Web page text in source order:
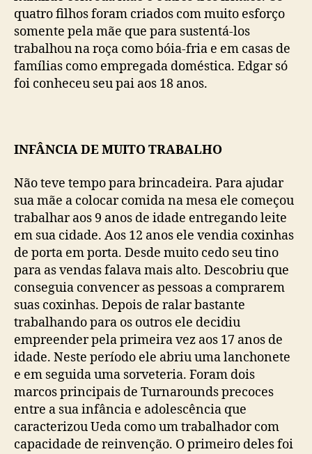
quatro filhos foram criados com muito esforço
somente pela mãe que para sustentá-los
trabalhou na roça como bóia-fria e em casas de
famílias como empregada doméstica. Edgar só
foi conheceu seu pai aos 18 anos.
INFÂNCIA DE MUITO TRABALHO
Não teve tempo para brincadeira. Para ajudar
sua mãe a colocar comida na mesa ele começou
trabalhar aos 9 anos de idade entregando leite
em sua cidade. Aos 12 anos ele vendia coxinhas
de porta em porta. Desde muito cedo seu tino
para as vendas falava mais alto. Descobriu que
conseguia convencer as pessoas a comprarem
suas coxinhas. Depois de ralar bastante
trabalhando para os outros ele decidiu
empreender pela primeira vez aos 17 anos de
idade. Neste período ele abriu uma lanchonete
e em seguida uma sorveteria. Foram dois
marcos principais de Turnarounds precoces
entre a sua infância e adolescência que
caracterizou Ueda como um trabalhador com
capacidade de reinvenção. O primeiro deles foi